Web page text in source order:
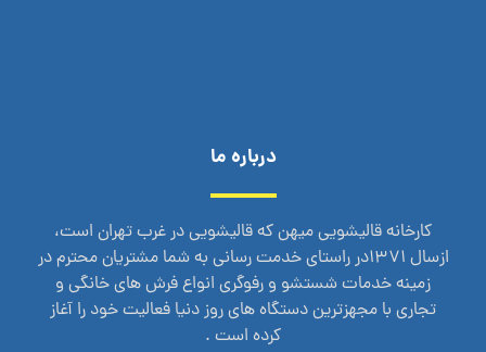
درباره ما
کارخانه قالیشویی میهن که قالیشویی در غرب تهران است،
ازسال 1371در راستای خدمت رسانی به شما مشتریان محترم در
زمینه خدمات شستشو و رفوگری انواع فرش های خانگی و
تجاری با مجهزترین دستگاه های روز دنیا فعالیت خود را آغاز
کرده است .